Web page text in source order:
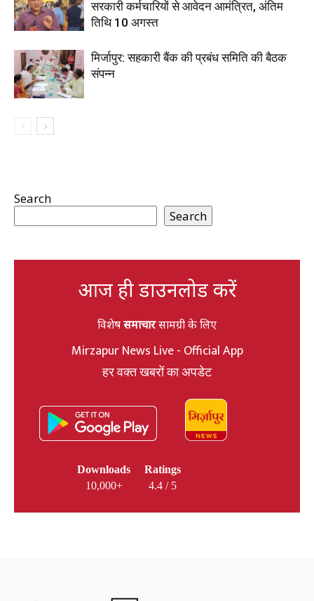
सरकारी कर्मचारियों से आवेदन आमंत्रित, अंतिम
तिथि 10 अगस्त
मिर्जापुर: सहकारी बैंक की प्रबंध समिति की बैठक
संपन्न
Search
Search
आज ही डाउनलोड करें
विशेषसमाचारसामग्री के लिए
Mirzapur News Live - Official App
हर वक्त खबरों का अपडेट
Downloads
10,000+
Ratings
4.4 / 5